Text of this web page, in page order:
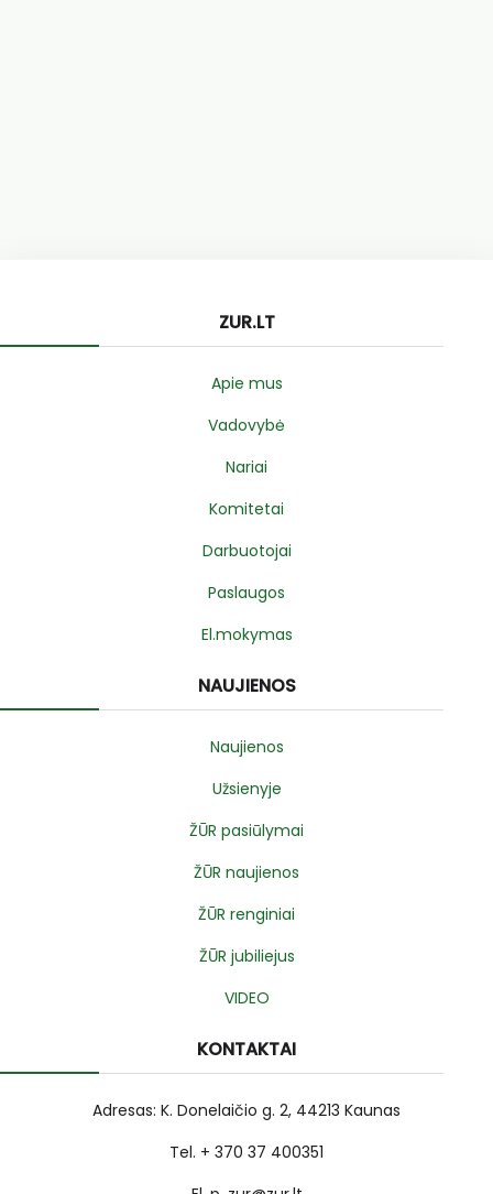
ZUR.LT
Apie mus
Vadovybė
Nariai
Komitetai
Darbuotojai
Paslaugos
El.mokymas
NAUJIENOS
Naujienos
Užsienyje
ŽŪR pasiūlymai
ŽŪR naujienos
ŽŪR renginiai
ŽŪR jubiliejus
VIDEO
KONTAKTAI
Adresas: K. Donelaičio g. 2, 44213 Kaunas
Tel. + 370 37 400351